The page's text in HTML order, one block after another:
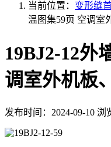
当前位置： 变形缝
温图集59页 空调室
19BJ2-12外
调室外机板
发布时间：2024-09-10 浏